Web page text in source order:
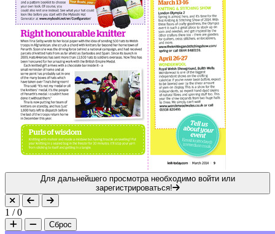
Для дальнейшего просмотра необходимо войти или
зарегистрироваться!
1 /0
Сброс